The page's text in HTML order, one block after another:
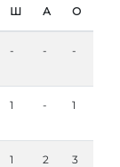
Ш А О
- - -
1 - 1
1 2 3